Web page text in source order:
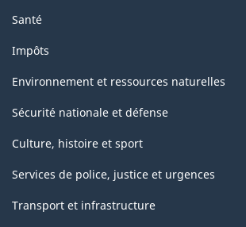
Santé
Impôts
Environnement et ressources naturelles
Sécurité nationale et défense
Culture, histoire et sport
Services de police, justice et urgences
Transport et infrastructure